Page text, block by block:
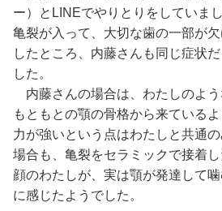
ー）とLINEでやりとりをしていま
亀裂が入って、大切な歯の一部が
したところ、内藤さんも同じ症状
した。
内藤さんの場合は、わたしのよう
もともとの顎の骨格から来ている
力が強いという点はわたしと共通
場合も、亀裂をセラミックで接着
顔のわたしが、実は顎が発達して
に感じたようでした。